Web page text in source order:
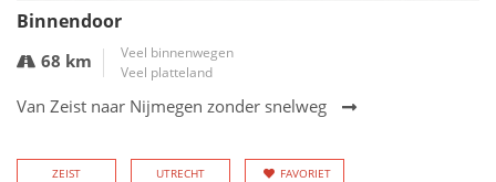
Binnendoor
68 km
Veel binnenwegen
Veel platteland
Van Zeist naar Nijmegen zonder snelweg
ZEIST UTRECHT FAVORIET